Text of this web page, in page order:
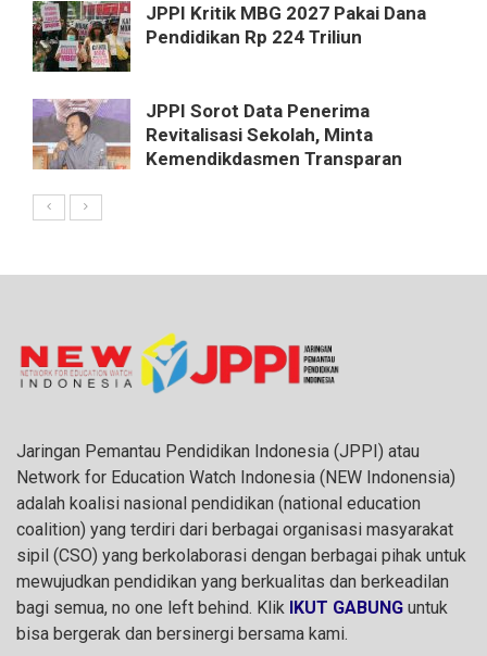
JPPI Kritik MBG 2027 Pakai Dana
Pendidikan Rp 224 Triliun
JPPI Sorot Data Penerima
Revitalisasi Sekolah, Minta
Kemendikdasmen Transparan
Jaringan Pemantau Pendidikan Indonesia (JPPI) atau
Network for Education Watch Indonesia (NEW Indonensia)
adalah koalisi nasional pendidikan (national education
coalition) yang terdiri dari berbagai organisasi masyarakat
sipil (CSO) yang berkolaborasi dengan berbagai pihak untuk
mewujudkan pendidikan yang berkualitas dan berkeadilan
bagi semua, no one left behind. Klik IKUT GABUNG untuk
bisa bergerak dan bersinergi bersama kami.